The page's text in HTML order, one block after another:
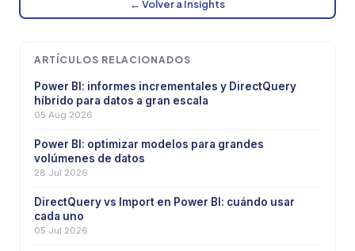
← Volver a Insights
ARTÍCULOS RELACIONADOS
Power BI: informes incrementales y DirectQuery
híbrido para datos a gran escala
05 Aug 2026
Power BI: optimizar modelos para grandes
volúmenes de datos
28 Jul 2026
DirectQuery vs Import en Power BI: cuándo usar
cada uno
05 Jul 2026